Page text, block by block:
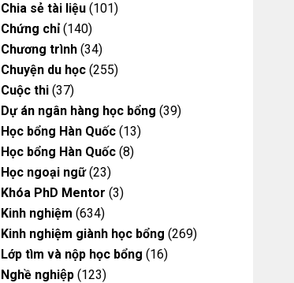
Chia sẻ tài liệu (101)
Chứng chỉ(140)
Chương trình (34)
Chuyện du học (255)
Cuộc thi (37)
Dự án ngân hàng học bổng (39)
Học bổng Hàn Quốc (13)
Học bổng Hàn Quốc (8)
Học ngoại ngữ(23)
Khóa PhD Mentor (3)
Kinh nghiệm (634)
Kinh nghiệm giành học bổng (269)
Lớp tìm và nộp học bổng (16)
Nghề nghiệp (123)